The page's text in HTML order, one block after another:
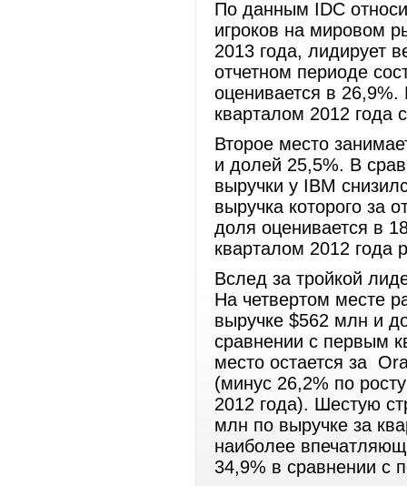
По данным IDC
игроков на мировом
2013 года, лидирует
отчетном периоде
оценивается в
кварталом 2012 года
Второе место
и долей 25,5%. В
выручки у IBM
выручка которого за
доля оценивается в
кварталом 2012 года
Вслед за тройкой
На четвертом месте
выручке $562 млн и
сравнении с первым
место остается за
(минус 26,2% по
2012 года). Шестую
млн по выручке за
наиболее
34,9% в сравнении